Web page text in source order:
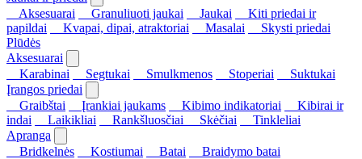
Aksesuarai
Granuliuoti jaukai Jaukai
Kiti priedai ir
papildai
Kvapai, dipai, atraktoriai Masalai
Skysti priedai
Plūdės
Aksesuarai
Karabinai
Segtukai Smulkmenos Stoperiai
Suktukai
Įrangos priedai
Graibštai
Įrankiai jaukams Kibimo indikatoriai
Kibirai ir
indai
Laikikliai Rankšluosčiai Skėčiai
Tinkleliai
Apranga
Bridkelnės
Kostiumai Batai
Braidymo batai